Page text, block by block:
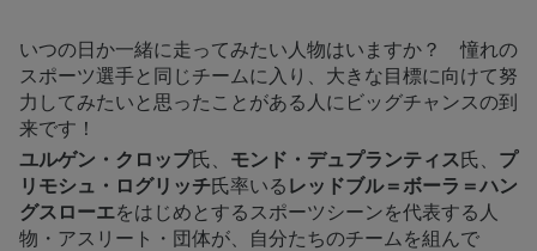
いつの日か一緒に走ってみたい人物はいますか？ 憧れの
スポーツ選手と同じチームに入り、大きな目標に向けて努
力してみたいと思ったことがある人にビッグチャンスの到
来です！
ユルゲン・クロップ氏、 モンド・デュプランティス 氏、 プ
リモシュ・ログリッチ氏率いる レッドブル＝ボーラ＝ハン
グスローエをはじめとするスポーツシーンを代表する人
物・アスリート・団体が、自分たちのチームを組んで